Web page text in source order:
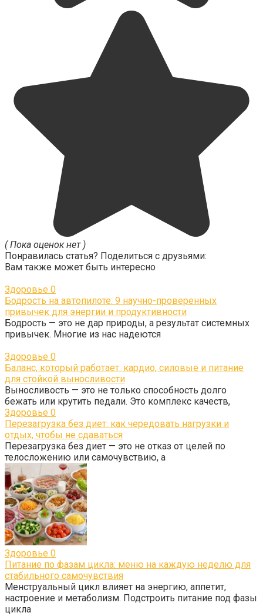
( Пока оценок нет )
Понравилась статья? Поделиться с друзьями:
Вам также может быть интересно
Здоровье 0
Бодрость на автопилоте: 9 научно-проверенных
привычек для энергии и продуктивности
Бодрость — это не дар природы, а результат системных
привычек. Многие из нас надеются
Здоровье 0
Баланс, который работает: кардио, силовые и питание
для стойкой выносливости
Выносливость — это не только способность долго
бежать или крутить педали. Это комплекс качеств,
Здоровье 0
Перезагрузка без диет: как чередовать нагрузки и
отдых, чтобы не сдаваться
Перезагрузка без диет — это не отказ от целей по
телосложению или самочувствию, а
Здоровье 0
Питание по фазам цикла: меню на каждую неделю для
стабильного самочувствия
Менструальный цикл влияет на энергию, аппетит,
настроение и метаболизм. Подстроить питание под фазы
цикла